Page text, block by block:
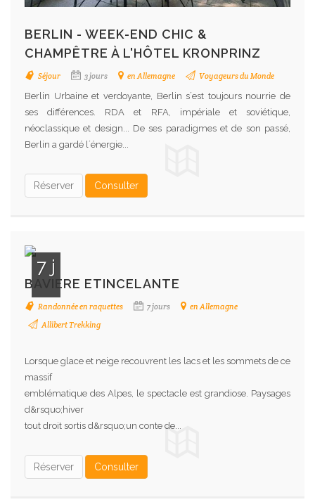
BERLIN - WEEK-END CHIC &
CHAMPÊTRE À L'HÔTEL KRONPRINZ
Séjour 3 jours en Allemagne Voyageurs du Monde
Berlin Urbaine et verdoyante, Berlin s´est toujours nourrie de
ses différences. RDA et RFA, impériale et soviétique,
néoclassique et design... De ses paradigmes et de son passé,
Berlin a gardé l´énergie...
Réserver Consulter
7 j
BAVIERE ETINCELANTE
Randonnée en raquettes 7 jours
en Allemagne
Allibert Trekking
Lorsque glace et neige recouvrent les lacs et les sommets de ce
massif
emblématique des Alpes, le spectacle est grandiose. Paysages
d&rsquo;hiver
tout droit sortis d&rsquo;un conte de...
Réserver Consulter